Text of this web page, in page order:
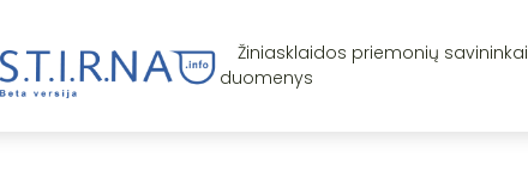
Žiniasklaidos priemonių savininkai
duomenys